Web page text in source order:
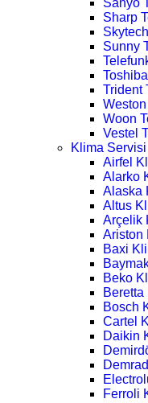
Sharp
Sunny
Trident
Woon
Vestel
Klima Servisi
Airfel
Alarko
Alaska
Altus
Arçelik
Ariston
Baxi
Beko
Bosch
Cartel
Daikin
Ferroli